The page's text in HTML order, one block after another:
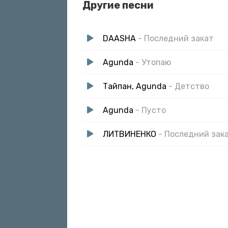
Другие песни
DAASHA - Последний закат
Agunda - Утопаю
Тайпан, Agunda - Детство
Agunda - Пусто
ЛИТВИНЕНКО - Последний